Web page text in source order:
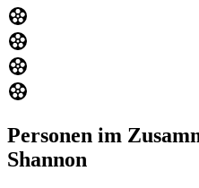
Personen im
Shannon